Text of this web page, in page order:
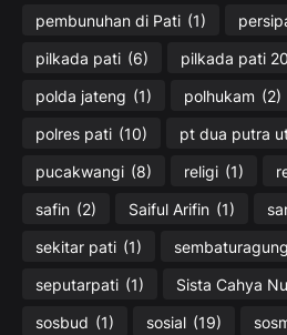
pembunuhan di Pati (1)
pilkada pati (6) pilkada pati
polda jateng (1) polhukam (2)
polres pati (10) pt dua putra
pucakwangi (8) religi (1)
safin (2) Saiful Arifin (1)
sekitar pati (1) sembaturagung
seputarpati (1) Sista Cahya
sosbud (1) sosial (19)